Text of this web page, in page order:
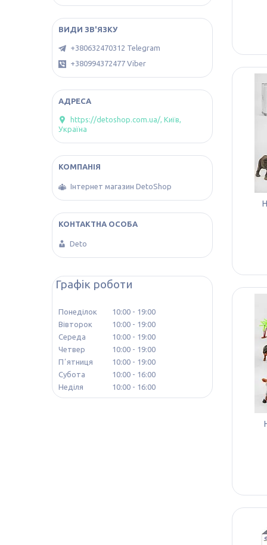
+380632470312 Telegram
+380994372477 Viber
https://detoshop.com.ua/, Київ,
Україна
Інтернет магазин DetoShop
Deto
Графік роботи
Понеділок 10:00
19:00
Вівторок
10:00
19:00
Середа
10:00
19:00
Четвер
10:00
19:00
Пʼятниця
10:00
19:00
Субота
10:00
16:00
Неділя
10:00 16:00